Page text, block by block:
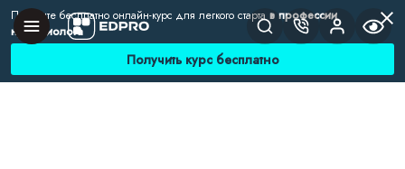
Получите бесплатно онлайн-курс для легкого стартав профессии
нутрициолога
Получить курс бесплатно